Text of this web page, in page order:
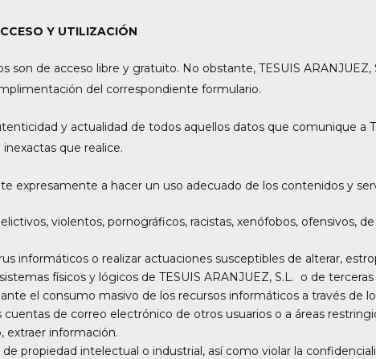
Y UTILIZACIÓN
son de acceso libre y gratuito. No obstante, TESUIS
del correspondiente formulario.
y actualidad de todos aquellos datos que comunique a
que realice.
expresamente a hacer un uso adecuado de los contenidos y
violentos, pornográficos, racistas, xenófobos, ofensivos,
informáticos o realizar actuaciones susceptibles de alterar,
físicos y lógicos de TESUIS ARANJUEZ, S.L. o de
el consumo masivo de los recursos informáticos a través de
de correo electrónico de otros usuarios o a áreas
extraer información.
propiedad intelectual o industrial, así como violar la